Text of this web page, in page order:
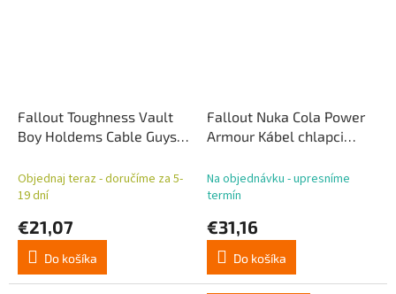
Fallout Toughness Vault
Boy Holdems Cable Guys
ovládač
Objednaj teraz - doručíme za 5-
19 dní
€21,07
Do košíka
Fallout Nuka Cola Power
Armour Kábel chlapci
ovládač
Na objednávku - upresníme
termín
€31,16
Do košíka